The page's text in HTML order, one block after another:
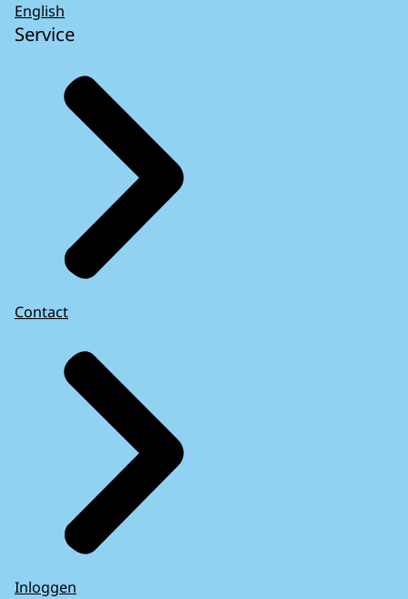
English
Service
Contact
Inloggen